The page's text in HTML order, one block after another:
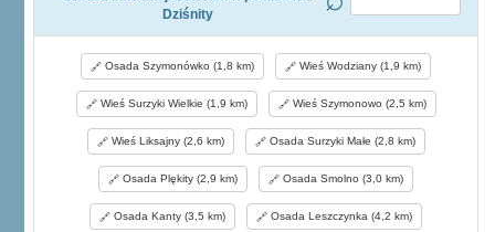
Dziśnity
Osada Szymonówko (1,8 km) Wieś Wodziany (1,9 km)
Wieś Surzyki Wielkie (1,9 km) Wieś Szymonowo (2,5 km)
Wieś Liksajny (2,6 km) Osada Surzyki Małe (2,8 km)
Osada Plękity (2,9 km) Osada Smolno (3,0 km)
Osada Kanty (3,5 km) Osada Leszczynka (4,2 km)